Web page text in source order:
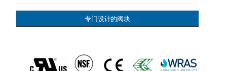
专门设计的阀块